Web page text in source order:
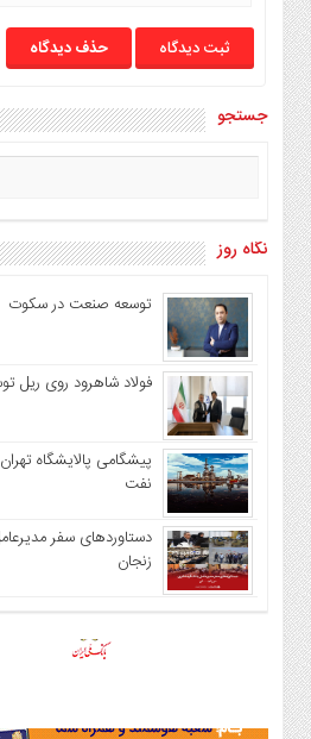
حذف دیدگاه
جستجو
نگاه روز
توسعه صنعت در سکوت
فولاد شاهرود روی ریل
پیشگامی پالایشگاه
نفت
دستاوردهای سفر
زنجان